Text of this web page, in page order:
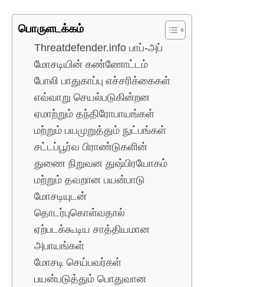
பொருளடக்கம்
Threatdefender.info பாப்-அப்
மோசடியின் கண்ணோட்டம்
போலி பாதுகாப்பு எச்சரிக்கைகள்
எவ்வாறு செயல்படுகின்றன
ஏமாற்றும் தந்திரோபாயங்கள்
மற்றும் பயமுறுத்தும் நுட்பங்கள்
சட்டப்பூர்வ பிராண்டுகளின்
துணை நிறுவன துஷ்பிரயோகம்
மற்றும் தவறான பயன்பாடு
மோசடியுடன்
தொடர்புகொள்வதால்
ஏற்படக்கூடிய சாத்தியமான
அபாயங்கள்
மோசடி செய்பவர்கள்
பயன்படுத்தும் பொதுவான